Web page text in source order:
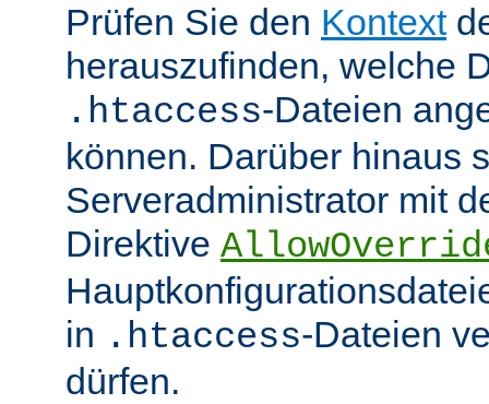
Prüfen Sie den Kontext
herauszufinden, welche
.htaccess-Dateien
können. Darüber hinaus
Serveradministrator mit
Direktive
in .htaccess-Dateien
dürfen.